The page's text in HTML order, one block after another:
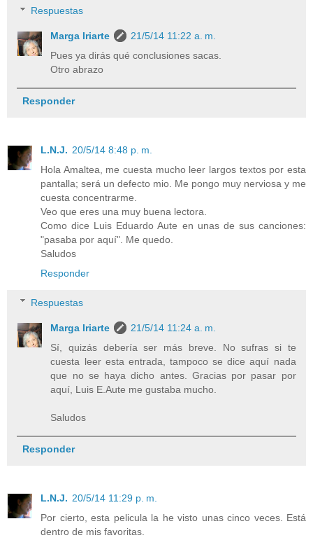
Respuestas
Marga Iriarte
21/5/14 11:22 a. m.
Pues ya dirás qué conclusiones sacas.
Otro abrazo
Responder
L.N.J. 20/5/14 8:48 p. m.
Hola Amaltea, me cuesta mucho leer largos textos por esta
pantalla; será un defecto mio. Me pongo muy nerviosa y me
cuesta concentrarme.
Veo que eres una muy buena lectora.
Como dice Luis Eduardo Aute en unas de sus canciones:
"pasaba por aquí". Me quedo.
Saludos
Responder
Respuestas
Marga Iriarte
21/5/14 11:24 a. m.
Sí, quizás debería ser más breve. No sufras si te
cuesta leer esta entrada, tampoco se dice aquí nada
que no se haya dicho antes. Gracias por pasar por
aquí, Luis E.Aute me gustaba mucho.
Saludos
Responder
L.N.J. 20/5/14 11:29 p. m.
Por cierto, esta pelicula la he visto unas cinco veces. Está
dentro de mis favoritas.